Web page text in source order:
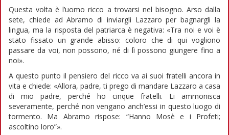
Questa volta è l’uomo ricco a trovarsi nel bisogno. Arso dalla
sete, chiede ad Abramo di inviargli Lazzaro per bagnargli la
lingua, ma la risposta del patriarca è negativa: «Tra noi e voi è
stato fissato un grande abisso: coloro che di qui vogliono
passare da voi, non possono, né di lì possono giungere fino a
noi».
A questo punto il pensiero del ricco va ai suoi fratelli ancora in
vita e chiede: «Allora, padre, ti prego di mandare Lazzaro a casa
di mio padre, perché ho cinque fratelli. Li ammonisca
severamente, perché non vengano anch’essi in questo luogo di
tormento. Ma Abramo rispose: “Hanno Mosè e i Profeti;
ascoltino loro”».